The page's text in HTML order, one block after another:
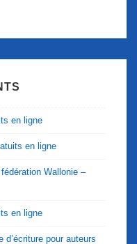
en ligne
en ligne
Wallonie –
en ligne
d’écriture pour auteurs